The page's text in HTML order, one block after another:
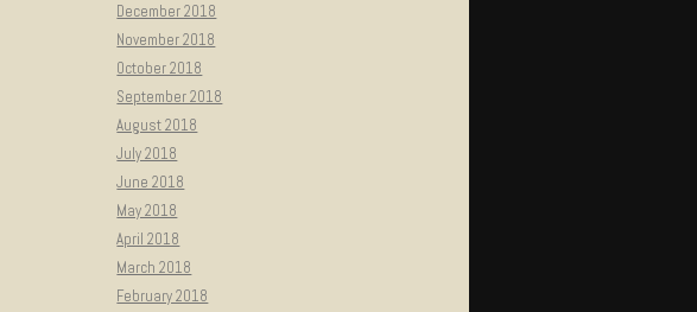
December 2018
November 2018
October 2018
September 2018
August 2018
July 2018
June 2018
May 2018
April 2018
March 2018
February 2018